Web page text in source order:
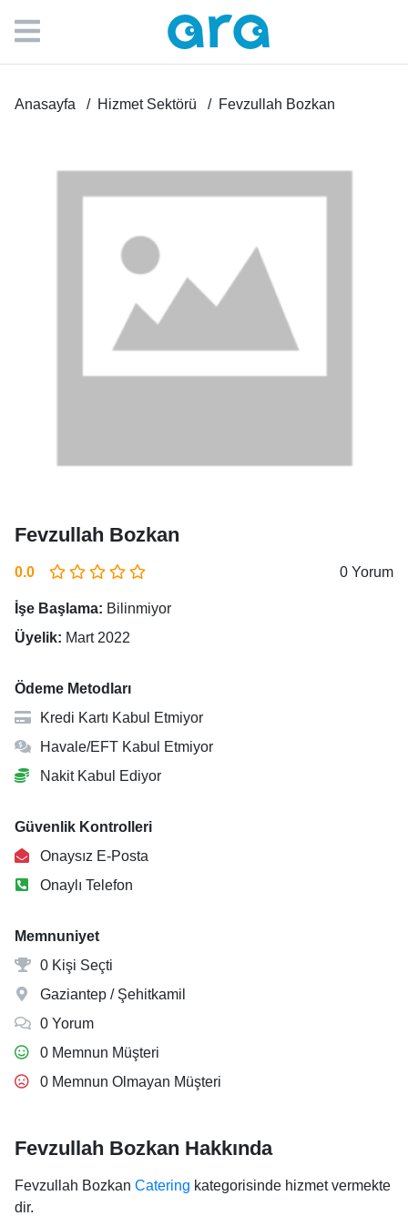
Anasayfa Hizmet Sektörü Fevzullah Bozkan
Fevzullah Bozkan
0.0 0 Yorum
İşe Başlama: Bilinmiyor
Üyelik: Mart 2022
Ödeme Metodları
Kredi Kartı Kabul Etmiyor
Havale/EFT Kabul Etmiyor
Nakit Kabul Ediyor
Güvenlik Kontrolleri
Onaysız E-Posta
Onaylı Telefon
Memnuniyet
0 Kişi Seçti
Gaziantep / Şehitkamil
0 Yorum
0 Memnun Müşteri
0 Memnun Olmayan Müşteri
Fevzullah Bozkan Hakkında
Fevzullah Bozkan Catering kategorisinde hizmet vermekte
dir.